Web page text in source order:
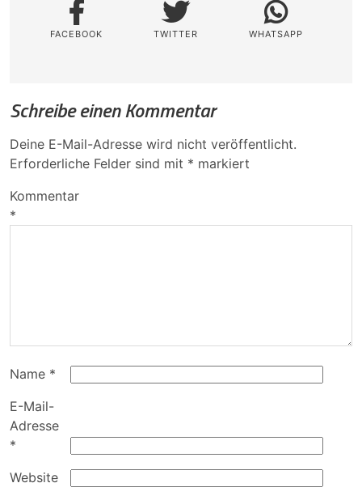
FACEBOOK TWITTER WHATSAPP
Schreibe einen Kommentar
Deine E-Mail-Adresse wird nicht veröffentlicht.
Erforderliche Felder sind mit * markiert
Kommentar
*
Name *
E-Mail-
Adresse
*
Website